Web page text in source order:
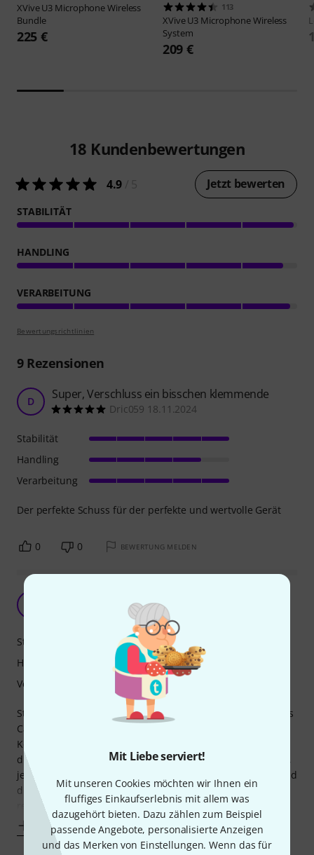
Mit Liebe serviert!
Mit unseren Cookies möchten wir Ihnen ein
fluffiges Einkaufserlebnis mit allem was
dazugehört bieten. Dazu zählen zum Beispiel
passende Angebote, personalisierte Anzeigen
und das Merken von Einstellungen. Wenn das für
XViveU3 Microphone Wireless
Bundle
225 €
113
XViveU3 Microphone Wireless
System
209 €
18 Kundenbewertungen
4.9 Jetzt bewerten
STABILITÄT
HANDLING
VERARBEITUNG
Bewertungsrichtlinien
9Rezensionen
D Super, Verschluss ein bisschen klemmende
Dric059 18.11.2024
Der perfekte Schuss für der perfekte und wertvolle Gerät
Stabilität
Handling
Verarbeitung
0 0 BEWERTUNG MELDEN
Holger aus E. 17.12.2025
Stabil, funktional, sauber verarbeitet, das trifft alles auf das
Case zu. Leider ist es dafür auch riesig. Mal eben so im
Koffer verstauen geht da nicht. Das Volumen ist gut
dreifach größer als die beiden Teile, die hinein sollen. Klar,
jetzt kann man auch noch die Kabel dazu packen, dann sind
die auch geschützt. Aber für mal eben die Teile geschützt
reinlegen und
Mehr anzeigen
Stabilität
Handling
Verarbeitung